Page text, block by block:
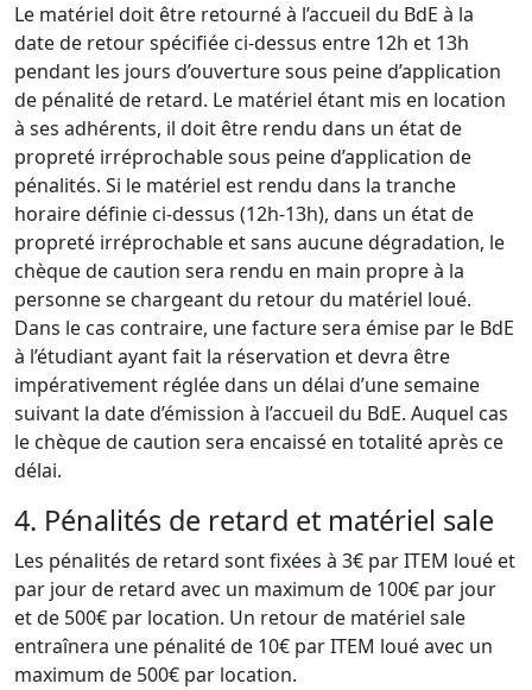
Le matériel doit être retourné à l’accueil du BdE à la
date de retour spécifiée ci-dessus entre 12h et 13h
pendant les jours d’ouverture sous peine d’application
de pénalité de retard. Le matériel étant mis en location
à ses adhérents, il doit être rendu dans un état de
propreté irréprochable sous peine d’application de
pénalités. Si le matériel est rendu dans la tranche
horaire définie ci-dessus (12h-13h), dans un état de
propreté irréprochable et sans aucune dégradation, le
chèque de caution sera rendu en main propre à la
personne se chargeant du retour du matériel loué.
Dans le cas contraire, une facture sera émise par le BdE
à l’étudiant ayant fait la réservation et devra être
impérativement réglée dans un délai d’une semaine
suivant la date d’émission à l’accueil du BdE. Auquel cas
le chèque de caution sera encaissé en totalité après ce
délai.
4. Pénalités de retard et matériel sale
Les pénalités de retard sont fixées à 3€ par ITEM loué et
par jour de retard avec un maximum de 100€ par jour
et de 500€ par location. Un retour de matériel sale
entraînera une pénalité de 10€ par ITEM loué avec un
maximum de 500€ par location.